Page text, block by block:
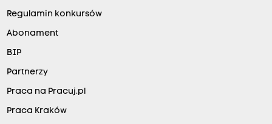
Regulamin konkursów
Abonament
BIP
Partnerzy
Praca na Pracuj.pl
Praca Kraków